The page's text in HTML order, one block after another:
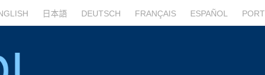
日本語 DEUTSCH FRANÇAIS ESPAÑOL